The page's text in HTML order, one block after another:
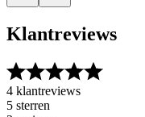
Klantreviews
4 klantreviews
5 sterren